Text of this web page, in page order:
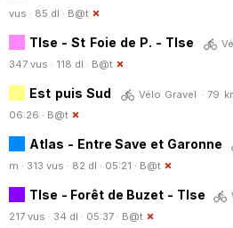
vus · 85 dl · B@t
Tlse - St Foie de P. - Tlse
347 vus · 118 dl · B@t
Est puis Sud
Vélo Gravel · 79
06:26 · B@t
Atlas - Entre Save et Garonne
m · 313 vus · 82 dl · 05:21 · B@t
Tlse - Forêt de Buzet - Tlse
217 vus · 34 dl · 05:37 · B@t